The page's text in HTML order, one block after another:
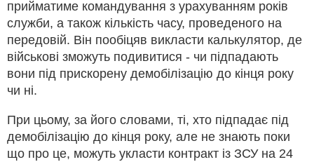
прийматиме командування з урахуванням років
служби, а також кількість часу, проведеного на
передовій. Він пообіцяв викласти калькулятор, де
військові зможуть подивитися - чи підпадають
вони під прискорену демобілізацію до кінця року
чи ні.
При цьому, за його словами, ті, хто підпадає під
демобілізацію до кінця року, але не знають поки
що про це, можуть укласти контракт із ЗСУ на 24